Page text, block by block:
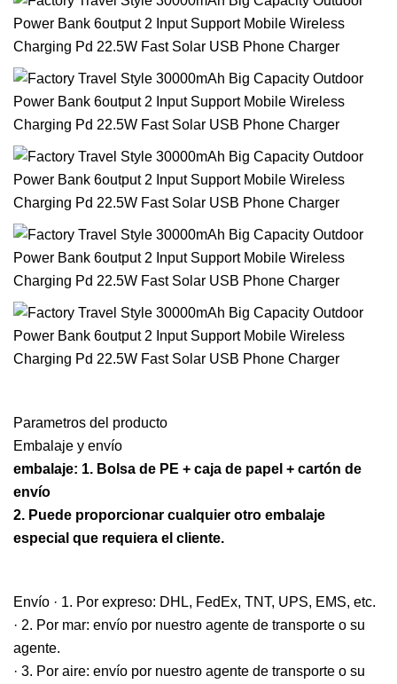
Parametros del producto
Embalaje y envío
embalaje: 1. Bolsa de PE + caja de papel + cartón de
envío
2. Puede proporcionar cualquier otro embalaje
especial que requiera el cliente.
Envío · 1. Por expreso: DHL, FedEx, TNT, UPS, EMS, etc.
· 2. Por mar: envío por nuestro agente de transporte o su
agente.
· 3. Por aire: envío por nuestro agente de transporte o su